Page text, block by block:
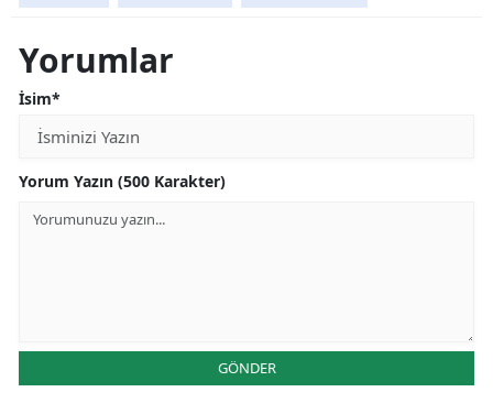
Yorumlar
İsim*
Yorum Yazın (500 Karakter)
GÖNDER